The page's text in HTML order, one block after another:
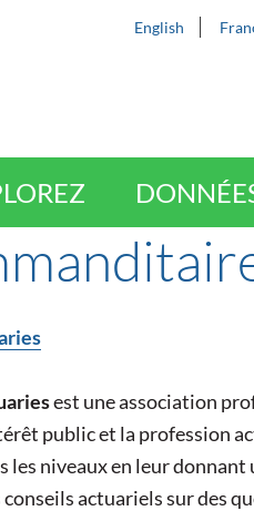
English
est une association
public et la profession
les niveaux en leur
actuariels sur des